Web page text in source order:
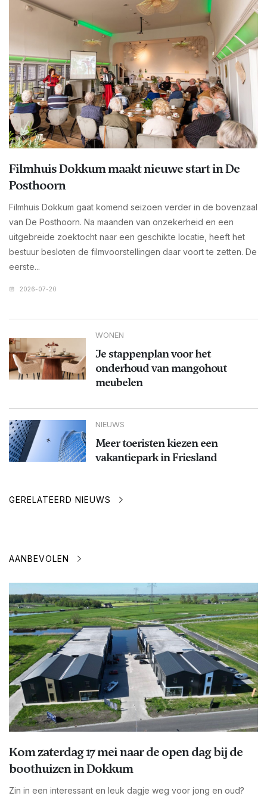
Filmhuis Dokkum maakt nieuwe start in De
Posthoorn
Filmhuis Dokkum gaat komend seizoen verder in de bovenzaal
van De Posthoorn. Na maanden van onzekerheid en een
uitgebreide zoektocht naar een geschikte locatie, heeft het
bestuur besloten de filmvoorstellingen daar voort te zetten. De
eerste...
2026-07-20
WONEN
Je stappenplan voor het
onderhoud van mangohout
meubelen
NIEUWS
Meer toeristen kiezen een
vakantiepark in Friesland
GERELATEERD NIEUWS
AANBEVOLEN
Kom zaterdag 17 mei naar de open dag bij de
boothuizen in Dokkum
Zin in een interessant en leuk dagje weg voor jong en oud?